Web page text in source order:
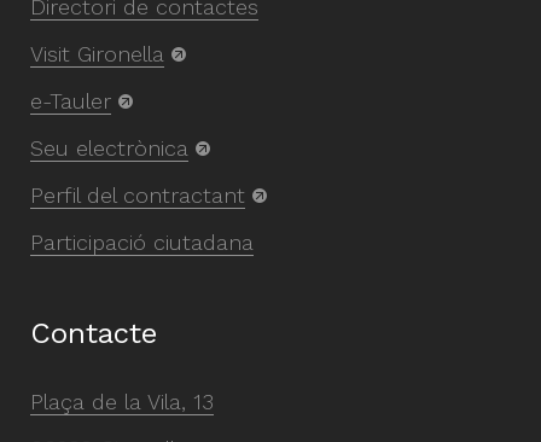
Directori de contactes
Visit Gironella
e-Tauler
Seu electrònica
Perfil del contractant
Participació ciutadana
Contacte
Plaça de la Vila, 13